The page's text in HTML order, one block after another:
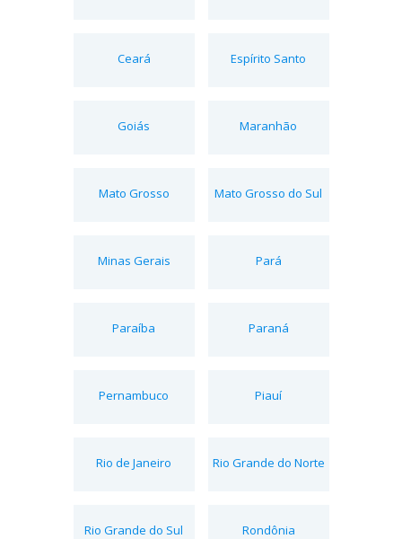
Ceará Espírito Santo
Goiás Maranhão
Mato Grosso Mato Grosso do Sul
Minas Gerais Pará
Paraíba Paraná
Pernambuco Piauí
Rio de Janeiro Rio Grande do Norte
Rio Grande do Sul Rondônia